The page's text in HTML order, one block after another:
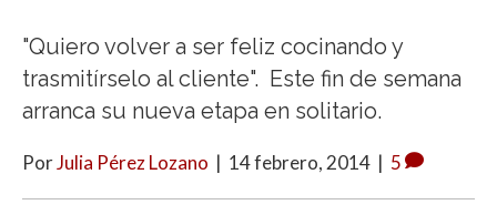
"Quiero volver a ser feliz cocinando y
trasmitírselo al cliente". Este fin de semana
arranca su nueva etapa en solitario.
PorJulia Pérez Lozano | 14 febrero, 2014 | 5